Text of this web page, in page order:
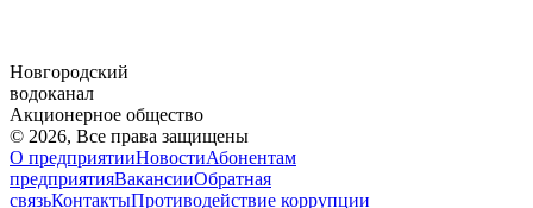
Новгородский
водоканал
Акционерное общество
© 2026, Все права защищены
О предприятииНовостиАбонентам
предприятияВакансииОбратная
связьКонтактыПротиводействие коррупции